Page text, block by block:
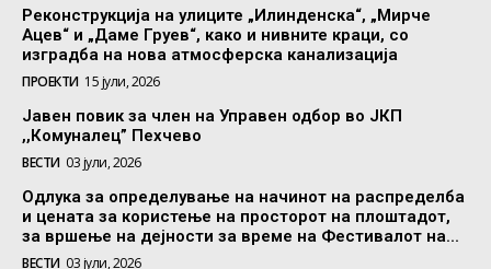
Реконструкција на улиците „Илинденска“, „Мирче
Ацев“ и „Даме Груев“, како и нивните краци, со
изградба на нова атмосферска канализација
ПРОЕКТИ 15 јули, 2026
Јавен повик за член на Управен одбор во ЈКП
,,Комуналец” Пехчево
ВЕСТИ 03 јули, 2026
Одлука за определување на начинот на распределба
и цената за користење на просторот на плоштадот,
за вршење на дејности за време на Фестивалот на...
ВЕСТИ 03 јули, 2026